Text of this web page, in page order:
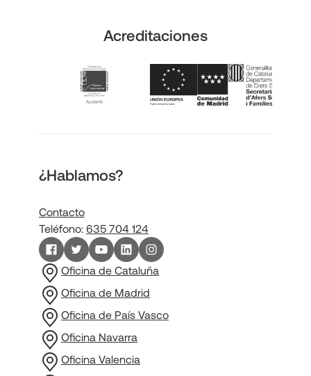
Acreditaciones
¿Hablamos?
Contacto
Teléfono: 635 704 124
Oficina de Cataluña
Oficina de Madrid
Oficina de País Vasco
Oficina Navarra
Oficina Valencia